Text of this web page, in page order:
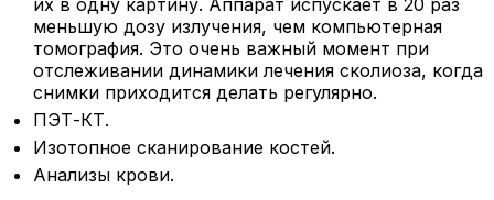
их в одну картину. Аппарат испускает в 20 раз
меньшую дозу излучения, чем компьютерная
томография. Это очень важный момент при
отслеживании динамики лечения сколиоза, когда
снимки приходится делать регулярно.
ПЭТ-КТ.
Изотопное сканирование костей.
Анализы крови.